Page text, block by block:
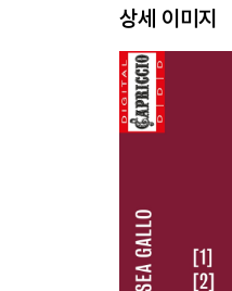
상세 이미지